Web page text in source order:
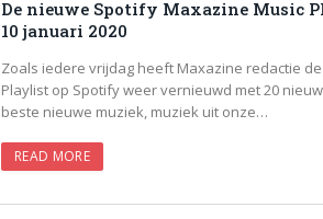
De nieuwe Spotify Maxazine Music
10 januari 2020
Zoals iedere vrijdag heeft Maxazine redactie
Playlist op Spotify weer vernieuwd met 20
beste nieuwe muziek, muziek uit onze…
READ MORE